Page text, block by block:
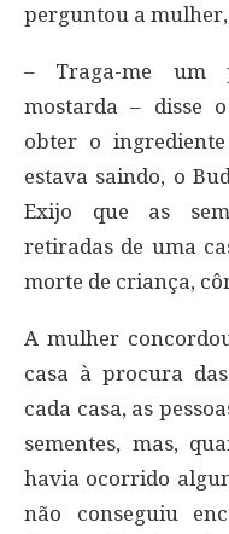
perguntou a
– Traga-me um
mostarda – disse
obter o
estava saindo, o
Exijo que as
retiradas de uma
morte de criança,
A mulher
casa à procura
cada casa, as
sementes, mas,
havia ocorrido
não conseguiu